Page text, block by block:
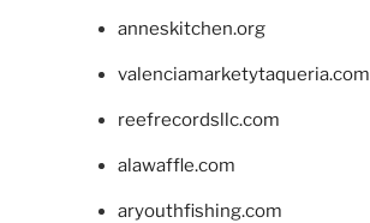
anneskitchen.org
valenciamarketytaqueria.com
reefrecordsllc.com
alawaffle.com
aryouthfishing.com